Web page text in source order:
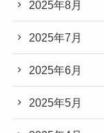
2025年8月
2025年7月
2025年6月
2025年5月